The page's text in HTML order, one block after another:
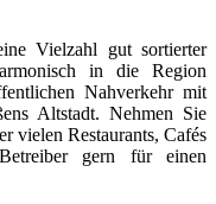
Vielzahl gut sortierter
in die Region
Nahverkehr mit
Altstadt. Nehmen Sie
vielen Restaurants, Cafés
gern für einen